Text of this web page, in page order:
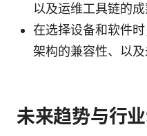
以及运维工具链的成
在选择设备和软件
架构的兼容性、以及
未来趋势与行